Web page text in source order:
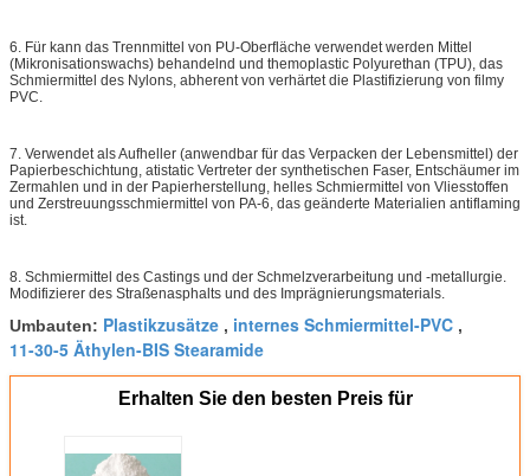
6. Für kann das Trennmittel von PU-Oberfläche verwendet werden Mittel
(Mikronisationswachs) behandelnd und themoplastic Polyurethan (TPU), das
Schmiermittel des Nylons, abherent von verhärtet die Plastifizierung von filmy
PVC.
7. Verwendet als Aufheller (anwendbar für das Verpacken der Lebensmittel) der
Papierbeschichtung, atistatic Vertreter der synthetischen Faser, Entschäumer im
Zermahlen und in der Papierherstellung, helles Schmiermittel von Vliesstoffen
und Zerstreuungsschmiermittel von PA-6, das geänderte Materialien antiflaming
ist.
8. Schmiermittel des Castings und der Schmelzverarbeitung und -metallurgie.
Modifizierer des Straßenasphalts und des Imprägnierungsmaterials.
Umbauten: Plastikzusätze , internes Schmiermittel-PVC ,
11-30-5 Äthylen-BIS Stearamide
Erhalten Sie den besten Preis für